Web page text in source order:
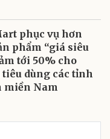
phục vụ hơn
phẩm “giá siêu
tới 50% cho
dùng các tỉnh
miền Nam